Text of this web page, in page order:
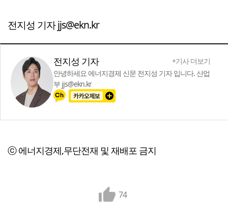
전지성 기자 jjs@ekn.kr
전지성 기자
+기사 더보기
안녕하세요 에너지경제 신문 전지성 기자 입니다. 산업
부 jjs@ekn.kr
ⓒ 에너지경제,무단전재 및 재배포 금지
74